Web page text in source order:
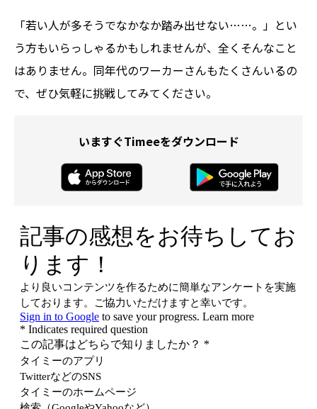
「若い人が多そうでなかなか踏み出せない……。」とい
う方もいらっしゃるかもしれませんが、全くそんなこと
はありません。同年代のワーカーさんもたくさんいるの
で、ぜひ気軽に挑戦してみてください。
いますぐTimeeをダウンロード